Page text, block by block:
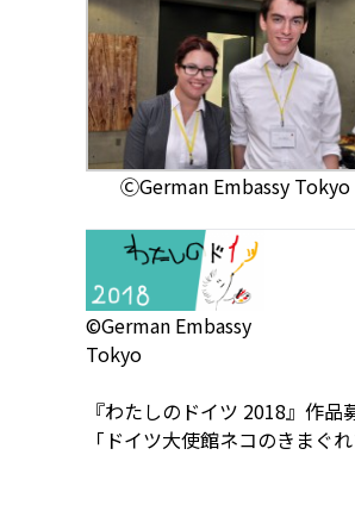
ⒸGerman Embassy Tokyo
©German Embassy
Tokyo
『わたしのドイツ 2018』作
「ドイツ大使館ネコのきまぐ